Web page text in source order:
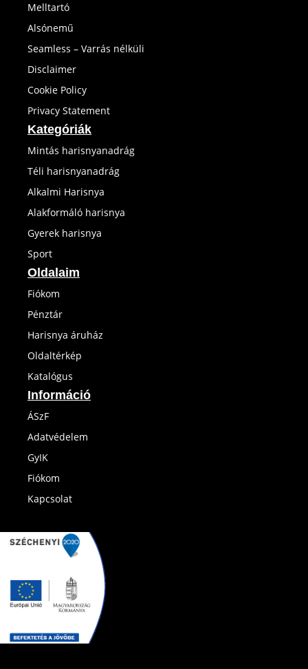
Melltartó
Alsónemű
Seamless – Varrás nélküli
Disclaimer
Cookie Policy
Privacy Statement
Kategóriák
Mintás harisnyanadrág
Téli harisnyanadrág
Alkalmi Harisnya
Alakformáló harisnya
Gyerek harisnya
Sport
Oldalaim
Fiókom
Pénztár
Harisnya áruház
Oldaltérkép
Katalógus
Információ
ÁSzF
Adatvédelem
GyIK
Fiókom
Kapcsolat